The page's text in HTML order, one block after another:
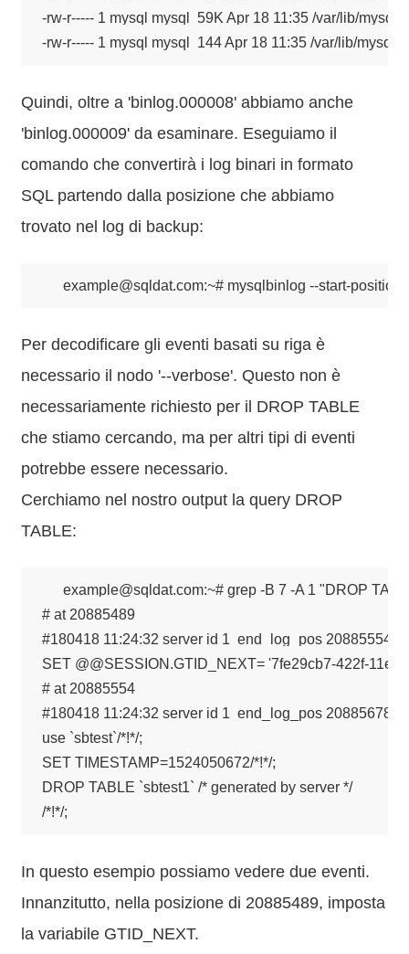
-rw-r----- 1 mysql mysql  59K Apr 18 11:35 /var/lib/mysql/
-rw-r----- 1 mysql mysql  144 Apr 18 11:35 /var/lib/mysql/
Quindi, oltre a 'binlog.000008' abbiamo anche
'binlog.000009' da esaminare. Eseguiamo il
comando che convertirà i log binari in formato
SQL partendo dalla posizione che abbiamo
trovato nel log di backup:
example@sqldat.com:~# mysqlbinlog --start-
Per decodificare gli eventi basati su riga è
necessario il nodo '--verbose'. Questo non è
necessariamente richiesto per il DROP TABLE
che stiamo cercando, ma per altri tipi di eventi
potrebbe essere necessario.
Cerchiamo nel nostro output la query DROP
TABLE:
example@sqldat.com:~# grep -B 7 -A 1 "DROP
# at 20885489
#180418 11:24:32 server id 1  end_log_pos 20885554
SET @@SESSION.GTID_NEXT= '7fe29cb7-422f-
# at 20885554
#180418 11:24:32 server id 1  end_log_pos 20885678
use `sbtest`/*!*/;
SET TIMESTAMP=1524050672/*!*/;
DROP TABLE `sbtest1` /* generated by server */
/*!*/;
In questo esempio possiamo vedere due eventi.
Innanzitutto, nella posizione di 20885489, imposta
la variabile GTID_NEXT.